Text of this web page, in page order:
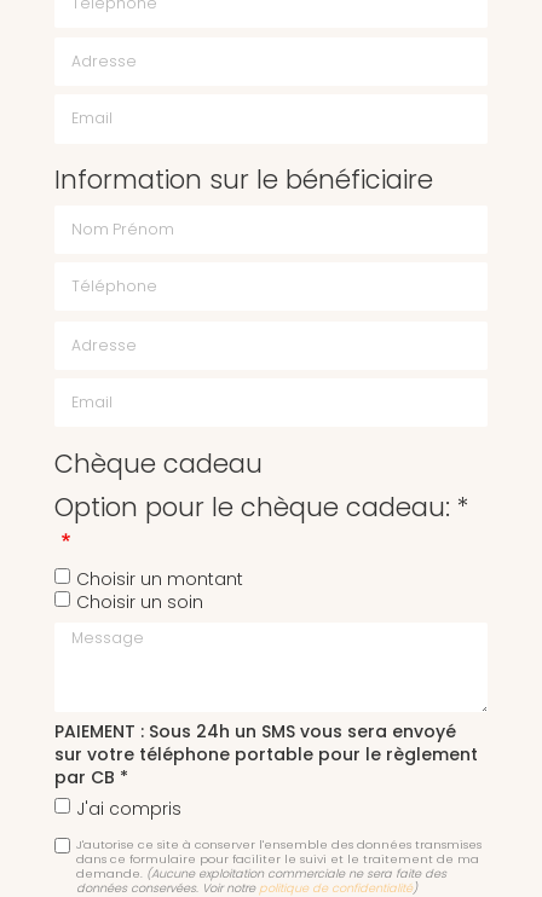
Information sur le bénéficiaire
Chèque cadeau
Option pour le chèque cadeau: *
Choisir un montant
Choisir un soin
Message
PAIEMENT : Sous 24h un SMS vous sera envoyé
sur votre téléphone portable pour le règlement
par CB *
J'ai compris
J'autorise ce site à conserver l'ensemble des données transmises
dans ce formulaire pour faciliter le suivi et le traitement de ma
demande. (Aucune exploitation commerciale ne sera faite des
données conservées. Voir notre politique de confidentialité)